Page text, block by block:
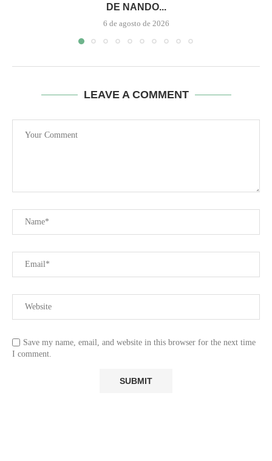
DE NANDO...
6 de agosto de 2026
LEAVE A COMMENT
Save my name, email, and website in this browser for the next time
I comment.